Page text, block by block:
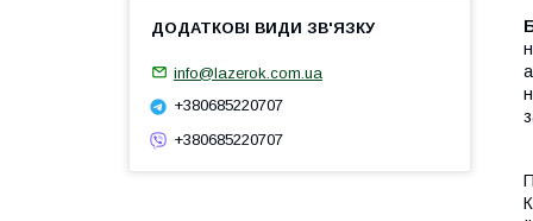
info@lazerok.com.ua
+380685220707
+380685220707